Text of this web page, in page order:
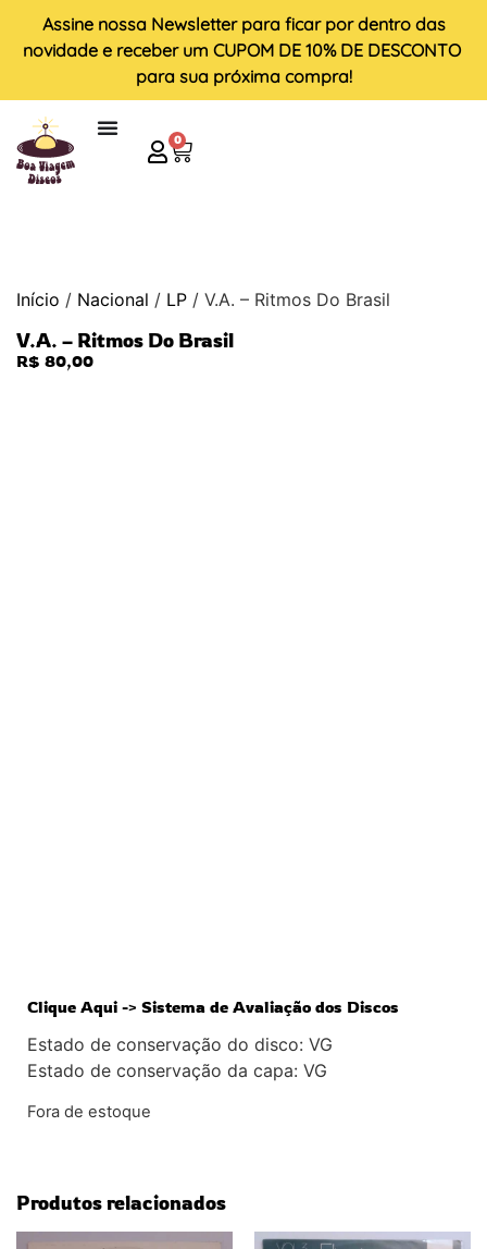
Assine nossa Newsletter para ficar por dentro das
novidade e receber um CUPOM DE 10% DE DESCONTO
para sua próxima compra!
0
Início / Nacional / LP / V.A. – Ritmos Do Brasil
V.A. – Ritmos Do Brasil
R$ 80,00
Clique Aqui -> Sistema de Avaliação dos Discos
Estado de conservação do disco: VG
Estado de conservação da capa: VG
Fora de estoque
Produtos relacionados